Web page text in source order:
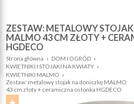
ZESTAW: METALOWY
MALMO 43 CM ZŁOTY +
HGDECO
Strona główna › DOM I OGRÓD ›
KWIETNIKI I STOJAKI NA KWIATY ›
KWIETNIKI MALMO ›
Zestaw: metalowy stojak na doniczkę MALMO
43 cm złoty + ceramiczna osłonka HGDECO